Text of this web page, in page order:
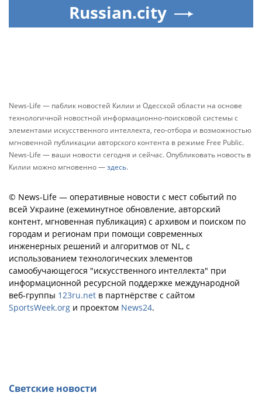
Russian.city
News-Life — паблик новостей Килии и Одесской области на основе
технологичной новостной информационно-поисковой системы с
элементами искусственного интеллекта, гео-отбора и возможностью
мгновенной публикации авторского контента в режиме Free Public.
News-Life — ваши новости сегодня и сейчас. Опубликовать новость в
Килии можно мгновенно —здесь.
© News-Life — оперативные новости с мест событий по
всей Украине (ежеминутное обновление, авторский
контент, мгновенная публикация) с архивом и поиском по
городам и регионам при помощи современных
инженерных решений и алгоритмов от NL, с
использованием технологических элементов
самообучающегося "искусственного интеллекта" при
информационной ресурсной поддержке международной
веб-группы 123ru.net в партнёрстве с сайтом
SportsWeek.org и проектом News24.
Светские новости